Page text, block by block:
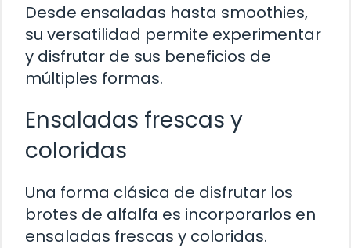
Desde ensaladas hasta smoothies,
su versatilidad permite experimentar
y disfrutar de sus beneficios de
múltiples formas.
Ensaladas frescas y
coloridas
Una forma clásica de disfrutar los
brotes de alfalfa es incorporarlos en
ensaladas frescas y coloridas.